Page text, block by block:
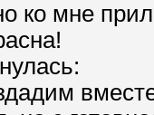
ко мне